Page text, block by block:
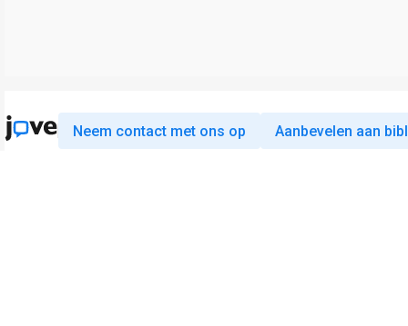
Neem contact met ons op Aanbevelen aan